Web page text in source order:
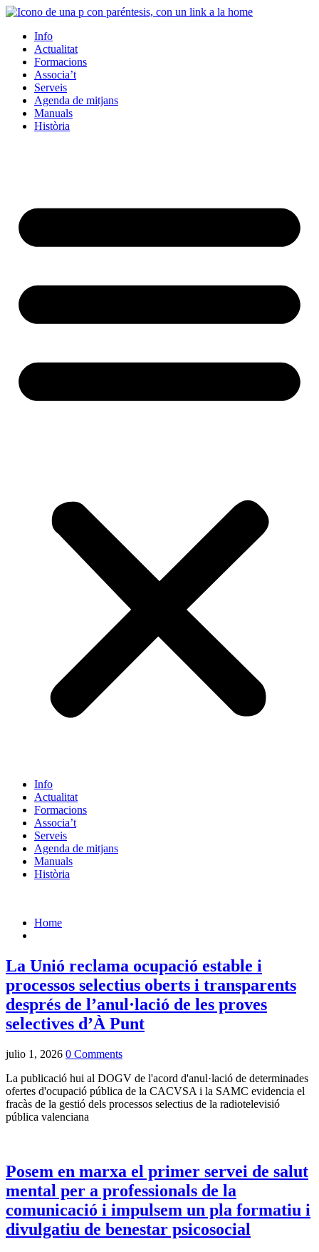
Info
Actualitat
Formacions
Associa’t
Serveis
Agenda de mitjans
Manuals
Història
Info
Actualitat
Formacions
Associa’t
Serveis
Agenda de mitjans
Manuals
Història
Home
La Unió reclama ocupació estable i
processos selectius oberts i transparents
després de l’anul·lació de les proves
selectives d’À Punt
julio 1, 2026 0 Comments
La publicació hui al DOGV de l'acord d'anul·lació de determinades
ofertes d'ocupació pública de la CACVSA i la SAMC evidencia el
fracàs de la gestió dels processos selectius de la radiotelevisió
pública valenciana
Posem en marxa el primer servei de salut
mental per a professionals de la
comunicació i impulsem un pla formatiu i
divulgatiu de benestar psicosocial